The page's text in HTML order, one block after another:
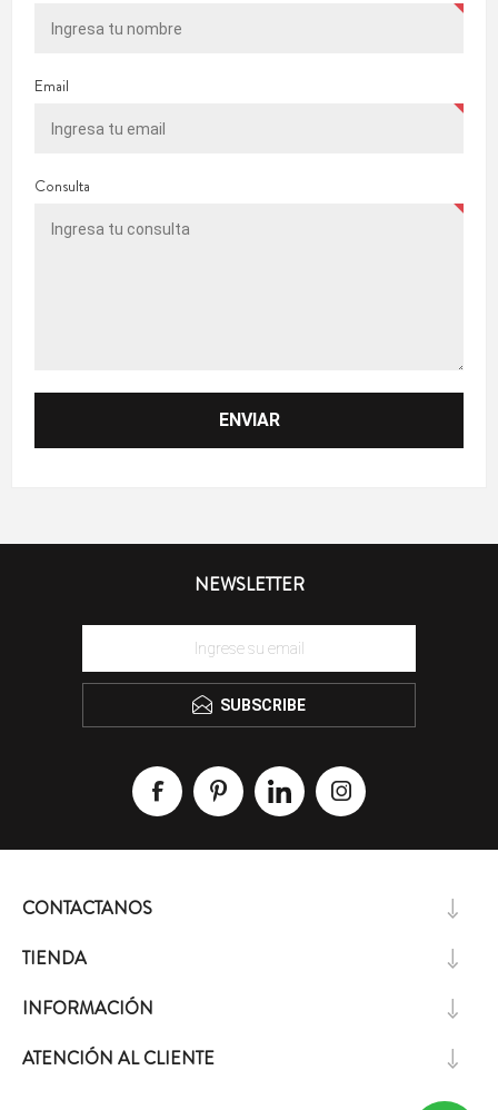
Email
Consulta
NEWSLETTER
SUBSCRIBE
CONTACTANOS
TIENDA
INFORMACIÓN
ATENCIÓN AL CLIENTE